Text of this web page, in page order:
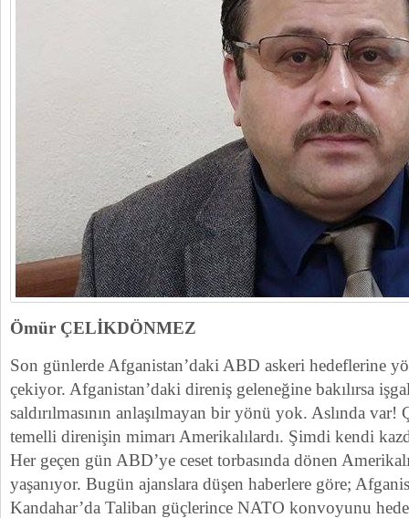
Ömür ÇELİKDÖNMEZ
Son günlerde Afganistan’daki ABD askeri hedeflerine
çekiyor. Afganistan’daki direniş geleneğine bakılırsa
saldırılmasının anlaşılmayan bir yönü yok. Aslında var!
temelli direnişin mimarı Amerikalılardı. Şimdi kendi
Her geçen gün ABD’ye ceset torbasında dönen
yaşanıyor. Bugün ajanslara düşen haberlere göre;
Kandahar’da Taliban güçlerince NATO konvoyunu